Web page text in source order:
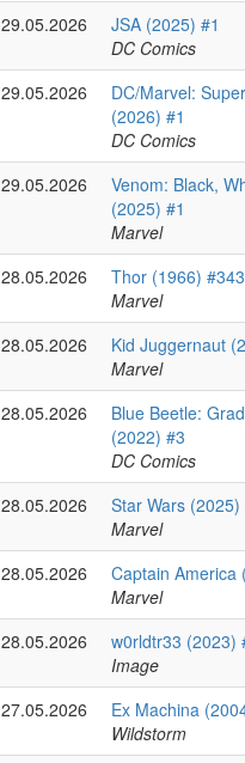
29.05.2026
JSA (2025) #1
DC Comics
29.05.2026
DC/Marvel:
(2026) #1
DC Comics
29.05.2026
Venom: Black,
(2025) #1
Marvel
28.05.2026
Thor (1966) #343
Marvel
28.05.2026
Kid Juggernaut
Marvel
28.05.2026
Blue Beetle:
(2022) #3
DC Comics
28.05.2026
Star Wars (2025)
Marvel
28.05.2026
Captain America
Marvel
28.05.2026
w0rldtr33 (2023)
Image
27.05.2026
Ex Machina
Wildstorm